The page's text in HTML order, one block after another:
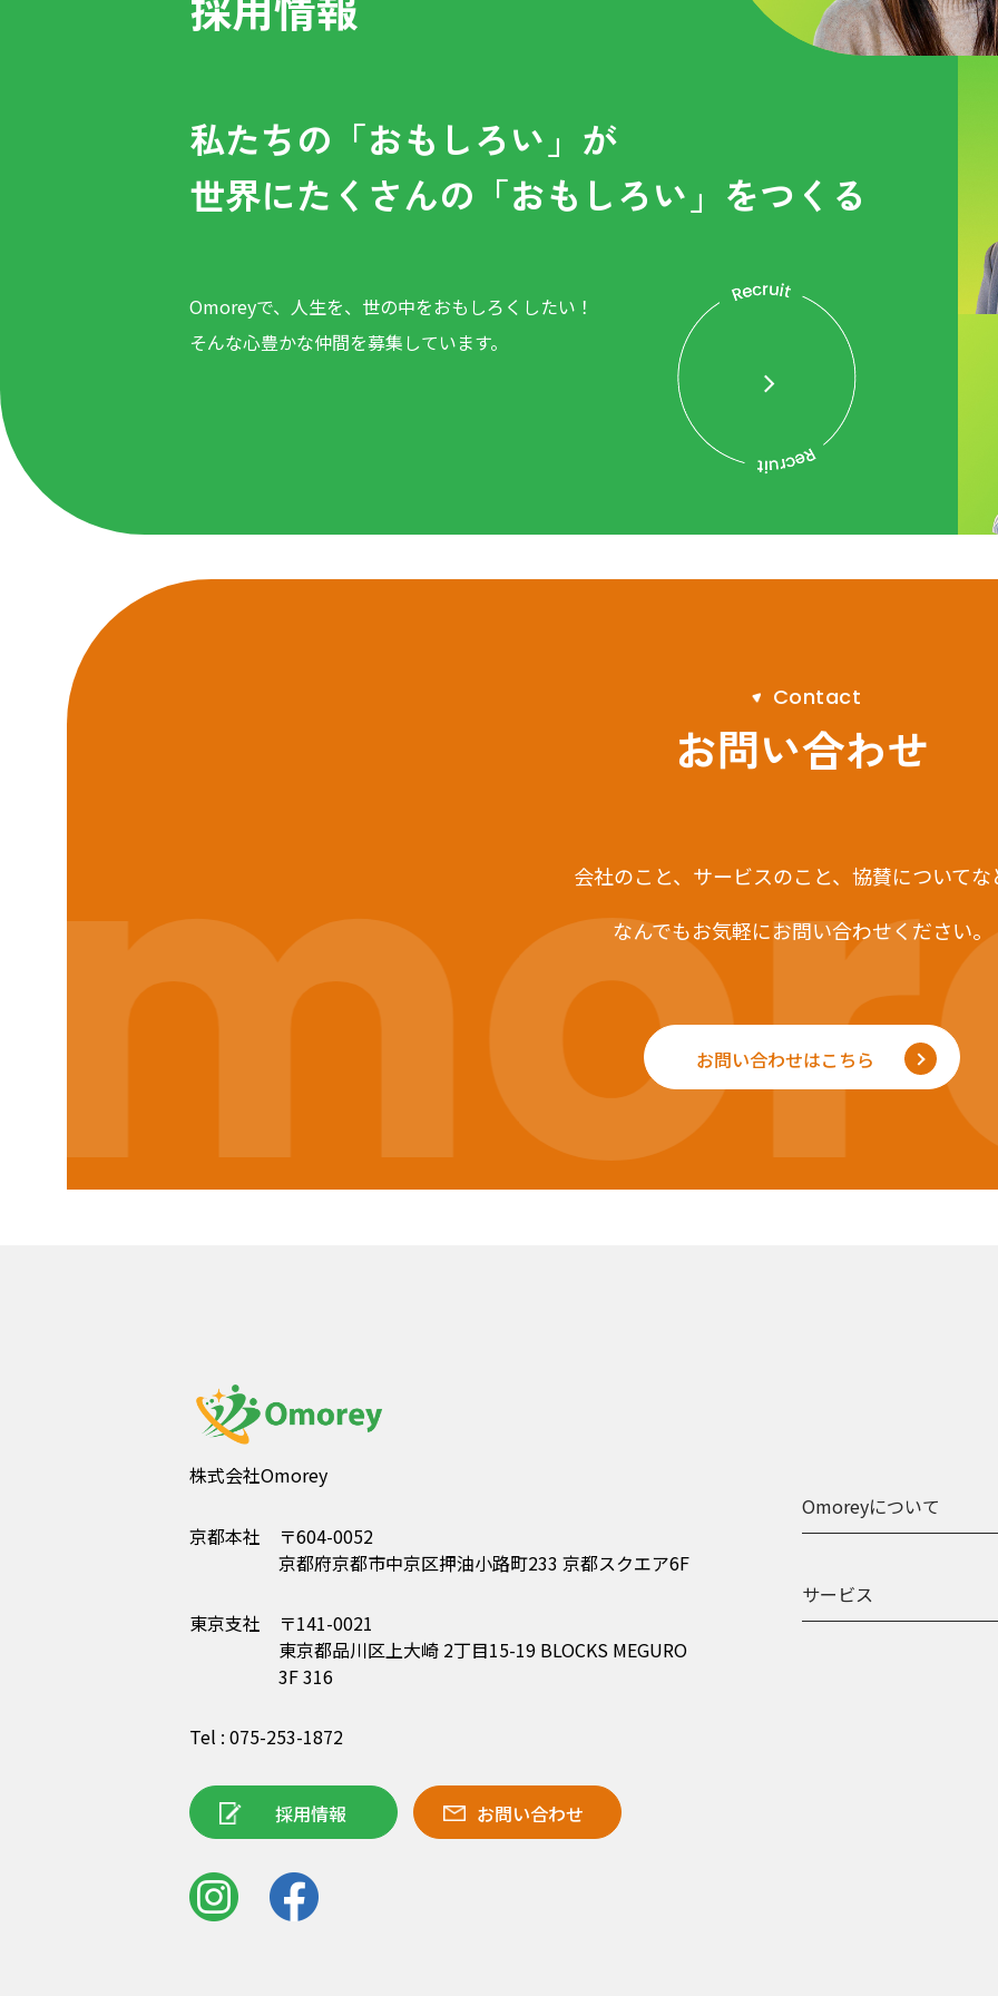
私たちの「おもしろい」が
世界にたくさんの 「おもしろい」をつくる
Omoreyで、人生を、世の中をおもしろくしたい！
そんな心豊かな仲間を募集しています。
Contact
お問い合わせ
会社のこと、サービスのこと、 協賛についてな
なんでもお気軽にお問い合わせください。
お問い合わせはこちら
株式会社Omorey
京都本社
〒604-0052
京都府京都市中京区押油小路町233 京都スクエア6F
東京支社
〒141-0021
東京都品川区上大崎 2丁目15-19 BLOCKS MEGURO
3F 316
Tel : 075-253-1872
採用情報 お問い合わせ
Omoreyについて
サービス